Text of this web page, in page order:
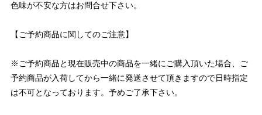
色味が不安な方はお問合せ下さい。
【ご予約商品に関してのご注意】
※ご予約商品と現在販売中の商品を一緒にご購入頂いた場合、ご
予約商品が入荷してから一緒に発送させて頂きますので日時指定
は不可となっております。予めご了承下さい。